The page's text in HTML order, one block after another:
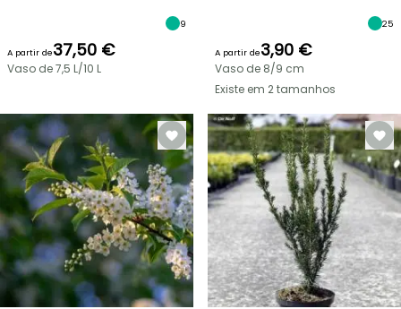
9
A partir de37,50 €
Vaso de 7,5 L/10 L
25
A partir de3,90 €
Vaso de 8/9 cm
Existe em 2 tamanhos